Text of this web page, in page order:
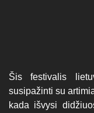
Šis festivalis
susipažinti su
kada išvysi